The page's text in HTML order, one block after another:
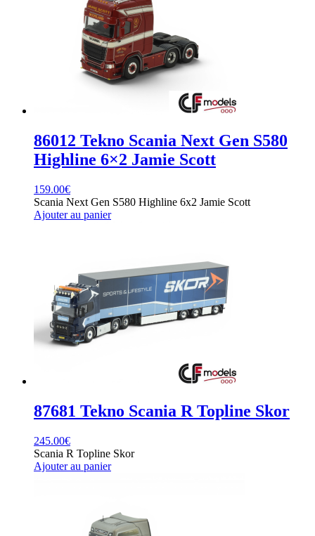
86012 Tekno Scania Next Gen S580
Highline 6×2 Jamie Scott
159.00€
Scania Next Gen S580 Highline 6x2 Jamie Scott
Ajouter au panier
87681 Tekno Scania R Topline Skor
245.00€
Scania R Topline Skor
Ajouter au panier